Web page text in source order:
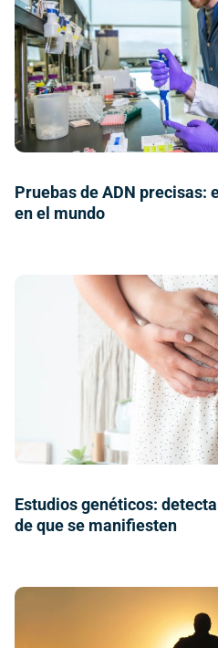
Pruebas de ADN precisas:
en el mundo
Estudios genéticos:
de que se manifiesten